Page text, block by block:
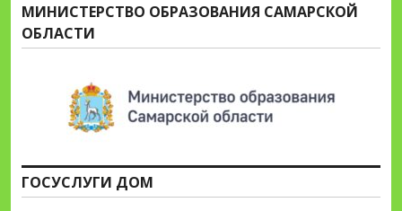
МИНИСТЕРСТВО ОБРАЗОВАНИЯ САМАРСКОЙ
ОБЛАСТИ
ГОСУСЛУГИ ДОМ